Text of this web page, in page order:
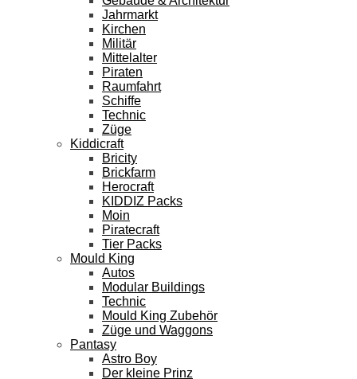
Jahrmarkt
Kirchen
Militär
Mittelalter
Piraten
Raumfahrt
Schiffe
Technic
Züge
Kiddicraft
Bricity
Brickfarm
Herocraft
KIDDIZ Packs
Moin
Piratecraft
Tier Packs
Mould King
Autos
Modular Buildings
Technic
Mould King Zubehör
Züge und Waggons
Pantasy
Astro Boy
Der kleine Prinz